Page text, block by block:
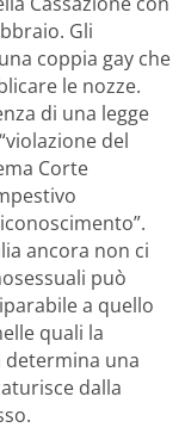
Gli
coppia gay che
le nozze.
di una legge
del
Corte
ancora non ci
può
a quello
quali la
determina una
dalla